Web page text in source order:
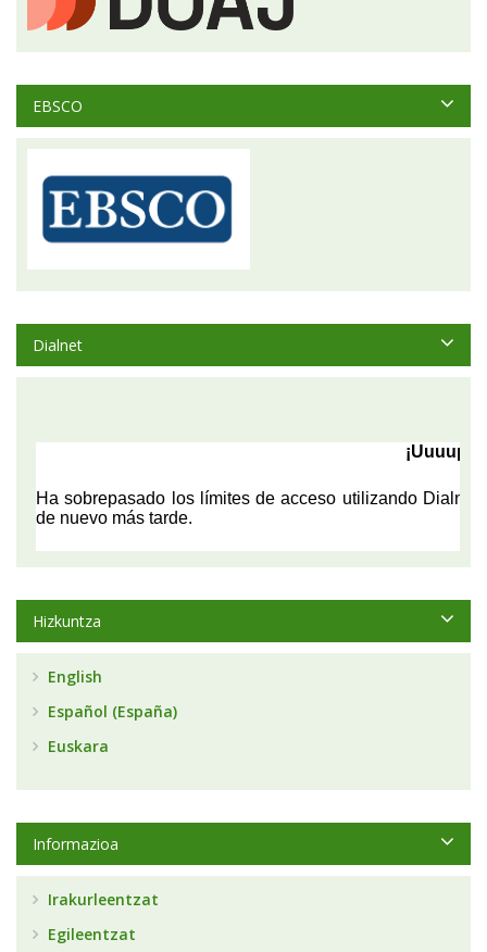
EBSCO
Dialnet
Hizkuntza
English
Español (España)
Euskara
Informazioa
Irakurleentzat
Egileentzat